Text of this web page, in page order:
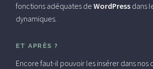
fonctions adéquates de WordPress dans
dynamiques.
ET APRÈS ?
Encore faut-il pouvoir les insérer dans nos